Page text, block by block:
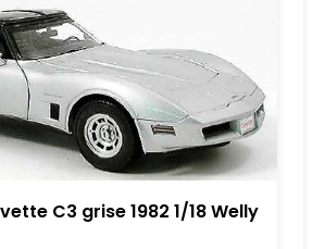
C3 grise 1982 1/18 Welly